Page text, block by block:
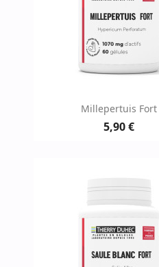
Aperçu rapide
Millepertuis Fort
5,90 €